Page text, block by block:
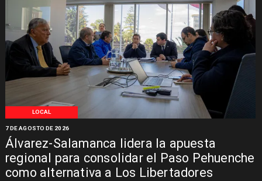
LOCAL
Álvarez-Salamanca lidera la apuesta
regional para consolidar el Paso Pehuenche
como alternativa a Los Libertadores
7 DE AGOSTO DE 2026